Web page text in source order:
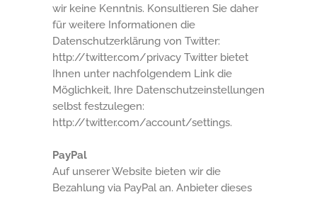
wir keine Kenntnis. Konsultieren Sie daher
für weitere Informationen die
Datenschutzerklärung von Twitter:
http://twitter.com/privacy Twitter bietet
Ihnen unter nachfolgendem Link die
Möglichkeit, Ihre Datenschutzeinstellungen
selbst festzulegen:
http://twitter.com/account/settings.
PayPal
Auf unserer Website bieten wir die
Bezahlung via PayPal an. Anbieter dieses